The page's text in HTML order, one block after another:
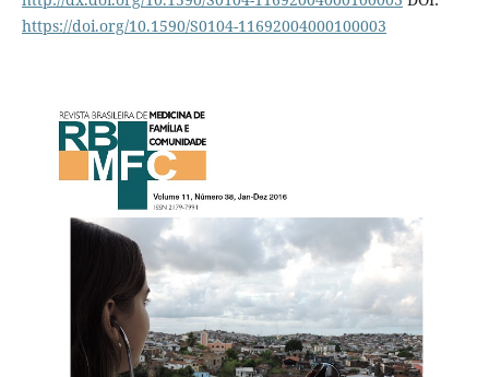
https://doi.org/10.1590/S0104-11692004000100003